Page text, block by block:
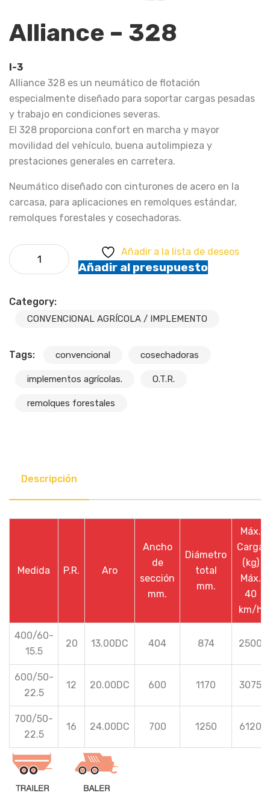
Alliance – 328
I-3
Alliance 328 es un neumático de flotación
especialmente diseñado para soportar cargas pesadas
y trabajo en condiciones severas.
El 328 proporciona confort en marcha y mayor
movilidad del vehículo, buena autolimpieza y
prestaciones generales en carretera.
Neumático diseñado con cinturones de acero en la
carcasa, para aplicaciones en remolques estándar,
remolques forestales y cosechadoras.
Alliance - 328 cantidad Añadir a la lista de deseos
Añadir al presupuesto
Category:
CONVENCIONAL AGRÍCOLA / IMPLEMENTO
Tags: convencional cosechadoras
implementos agrícolas. O.T.R.
remolques forestales
Descripción
Medida P.R. Aro
Ancho
de
sección
mm.
Diámetro
total
mm.
Máx.
Carga
(kg)
Máx.
40
km/h
400/60-
15.5
20 13.00DC 404 874 2500
600/50-
22.5
12 20.00DC 600 1170 3075
700/50-
22.5
16 24.00DC 700 1250 6120